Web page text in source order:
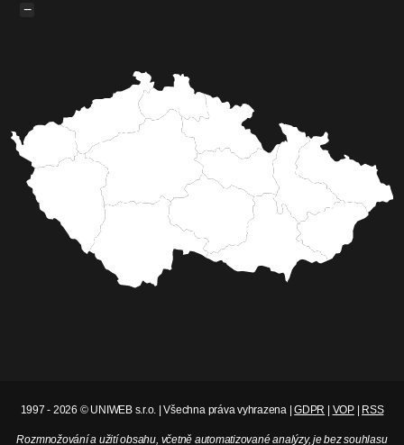
−
1997 - 2026 © UNIWEB s.r.o. | Všechna práva vyhrazena |GDPR | VOP| RSS
Rozmnožování a užití obsahu, včetně automatizované analýzy, je bez souhlasu